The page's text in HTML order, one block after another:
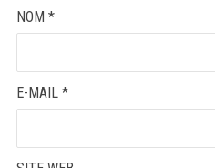
NOM *
E-MAIL *